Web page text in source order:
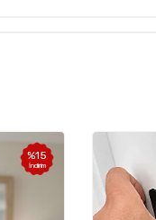
%15
İndirim